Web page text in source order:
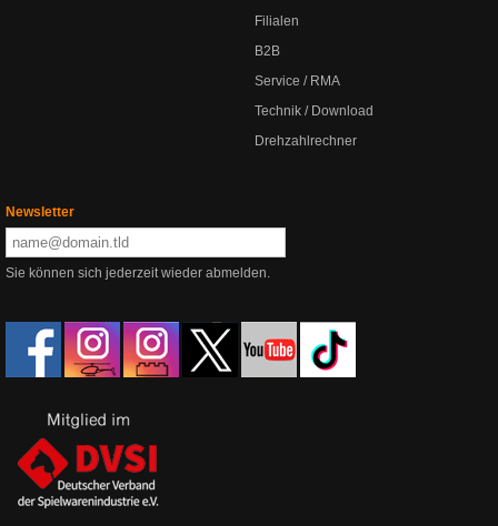
Filialen
B2B
Service / RMA
Technik / Download
Drehzahlrechner
Newsletter
Sie können sich jederzeit wieder abmelden.